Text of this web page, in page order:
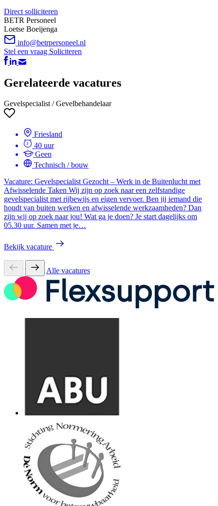
Direct solliciteren
BETR Personeel
Loetse Boeijenga
info@betrpersoneel.nl
Stel een vraag Soliciteren
Gerelateerde vacatures
Gevelspecialist / Gevelbehandelaar
Friesland
40 uur
Geen
Technisch / bouw
Vacature: Gevelspecialist Gezocht – Werk in de Buitenlucht met
Afwisselende Taken Wij zijn op zoek naar een zelfstandige
gevelspecialist met rijbewijs en eigen vervoer. Ben jij iemand die
houdt van buiten werken en afwisselende werkzaamheden? Dan
zijn wij op zoek naar jou! Wat ga je doen? Je start dagelijks om
05.30 uur. Samen met je…
Bekijk vacature
Alle vacatures